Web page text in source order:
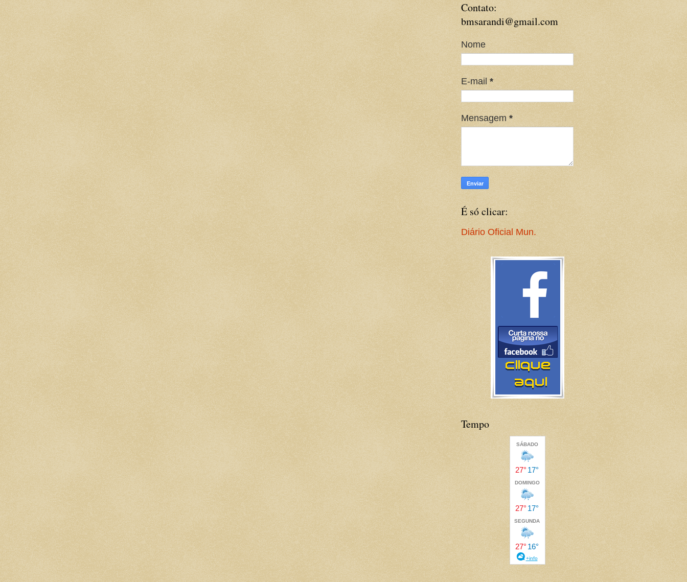
Contato:
bmsarandi@gmail.com
Nome
E-mail *
Mensagem *
É só clicar:
Diário Oficial Mun.
Tempo